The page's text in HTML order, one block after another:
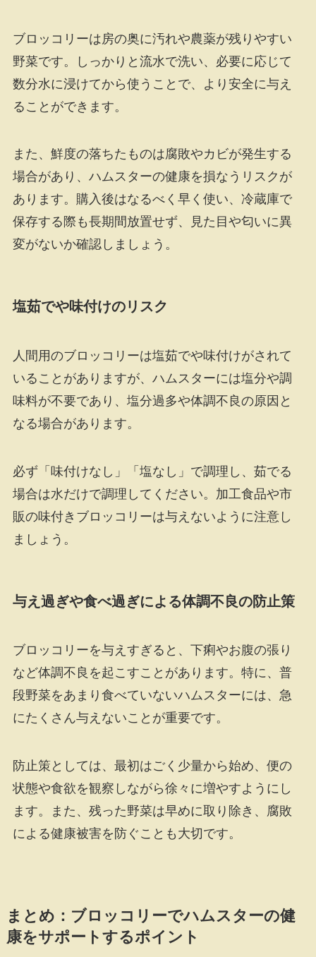
ブロッコリーは房の奥に汚れや農薬が残りやすい
野菜です。しっかりと流水で洗い、必要に応じて
数分水に浸けてから使うことで、より安全に与え
ることができます。
また、鮮度の落ちたものは腐敗やカビが発生する
場合があり、ハムスターの健康を損なうリスクが
あります。購入後はなるべく早く使い、冷蔵庫で
保存する際も長期間放置せず、見た目や匂いに異
変がないか確認しましょう。
塩茹でや味付けのリスク
人間用のブロッコリーは塩茹でや味付けがされて
いることがありますが、ハムスターには塩分や調
味料が不要であり、塩分過多や体調不良の原因と
なる場合があります。
必ず「味付けなし」「塩なし」で調理し、茹でる
場合は水だけで調理してください。加工食品や市
販の味付きブロッコリーは与えないように注意し
ましょう。
与え過ぎや食べ過ぎによる体調不良の防止策
ブロッコリーを与えすぎると、下痢やお腹の張り
など体調不良を起こすことがあります。特に、普
段野菜をあまり食べていないハムスターには、急
にたくさん与えないことが重要です。
防止策としては、最初はごく少量から始め、便の
状態や食欲を観察しながら徐々に増やすようにし
ます。また、残った野菜は早めに取り除き、腐敗
による健康被害を防ぐことも大切です。
まとめ：ブロッコリーでハムスターの健
康をサポートするポイント